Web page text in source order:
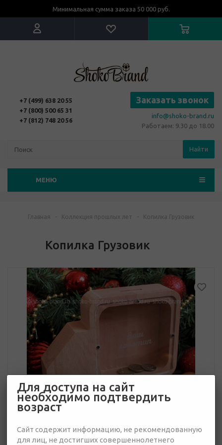
Минимальная сумма заказа 50 000 руб.
+7 (499) 638 20 55
+7 (800) 500 65 31
+7 (812) 748 20 56
Заказать звонок
info@shoko-brand.ru
Работаем: 9.30 до 18.00
Найти
МЕНЮ
Главная - Коллекция прошлых лет - Копилка Грузовик
Копилка Грузовик
Для доступа на сайт
необходимо подтвердить
возраст
Сайт содержит информацию, не рекомендованную
для лиц, не достигших совершеннолетнего